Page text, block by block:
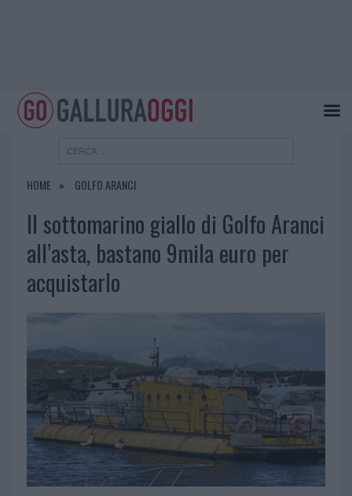
HOME GOLFO ARANCI
Il sottomarino giallo di Golfo Aranci
all’asta, bastano 9mila euro per
acquistarlo